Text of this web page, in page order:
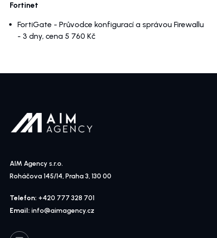
Fortinet
FortiGate - Průvodce konfigurací a správou Firewallu
- 3 dny, cena 5 760 Kč
AIM Agency s.r.o.
Roháčova 145/14, Praha 3, 130 00
Telefon: +420 777 328 701
Email: info@aimagency.cz